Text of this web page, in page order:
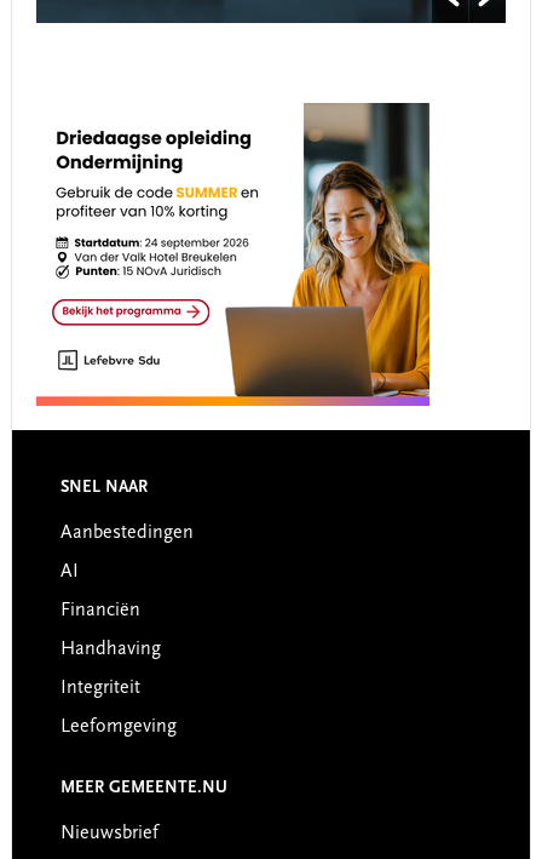
Footer
SNEL NAAR
Aanbestedingen
AI
Financiën
Handhaving
Integriteit
Leefomgeving
MEER GEMEENTE.NU
Nieuwsbrief